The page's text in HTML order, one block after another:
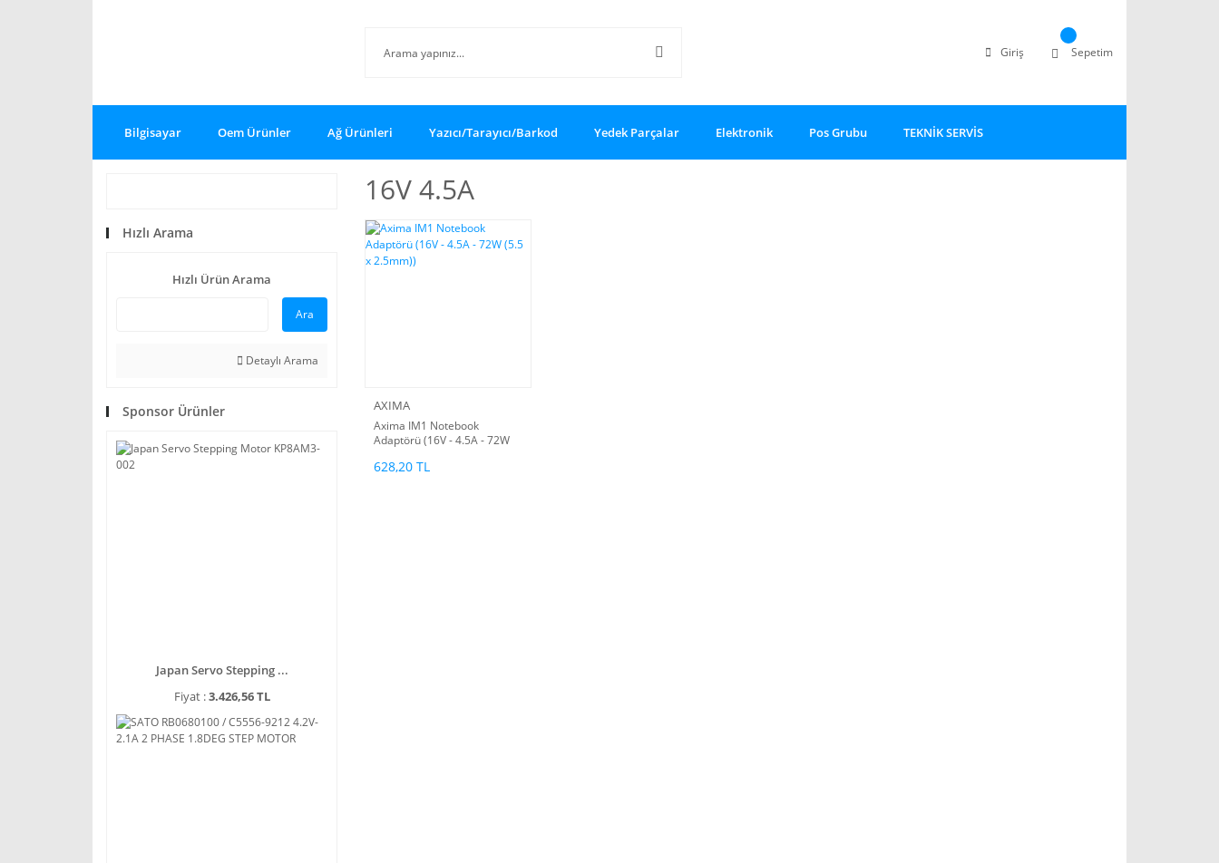
Giriş Sepetim
Bilgisayar Oem Ürünler Ağ Ürünleri Yazıcı/Tarayıcı/Barkod Yedek Parçalar Elektronik Pos Grubu TEKNİK SERVİS
Hızlı Arama
Hızlı Ürün Arama
Ara
Detaylı Arama
Sponsor Ürünler
Japan Servo Stepping ...
Fiyat :3.426,56 TL
16V 4.5A
AXIMA
Axima IM1 Notebook
Adaptörü (16V - 4.5A - 72W
628,20 TL